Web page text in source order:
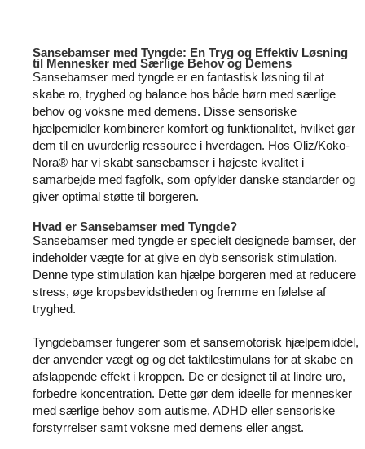
Sansebamser med Tyngde: En Tryg og Effektiv Løsning
til Mennesker med Særlige Behov og Demens
Sansebamser med tyngde er en fantastisk løsning til at
skabe ro, tryghed og balance hos både børn med særlige
behov og voksne med demens. Disse sensoriske
hjælpemidler kombinerer komfort og funktionalitet, hvilket gør
dem til en uvurderlig ressource i hverdagen. Hos Oliz/Koko-
Nora® har vi skabt sansebamser i højeste kvalitet i
samarbejde med fagfolk, som opfylder danske standarder og
giver optimal støtte til borgeren.
Hvad er Sansebamser med Tyngde?
Sansebamser med tyngde er specielt designede bamser, der
indeholder vægte for at give en dyb sensorisk stimulation.
Denne type stimulation kan hjælpe borgeren med at reducere
stress, øge kropsbevidstheden og fremme en følelse af
tryghed.
Tyngdebamser fungerer som et sansemotorisk hjælpemiddel,
der anvender vægt og og det taktilestimulans for at skabe en
afslappende effekt i kroppen. De er designet til at lindre uro,
forbedre koncentration. Dette gør dem ideelle for mennesker
med særlige behov som autisme, ADHD eller sensoriske
forstyrrelser samt voksne med demens eller angst.